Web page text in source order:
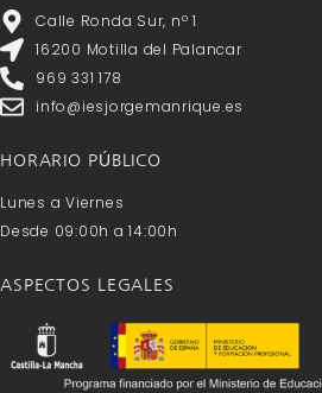
Calle Ronda Sur, nº 1
16200 Motilla del Palancar
969 331 178
info@iesjorgemanrique.es
HORARIO PÚBLICO
Lunes a Viernes
Desde 09:00h a 14:00h
ASPECTOS LEGALES